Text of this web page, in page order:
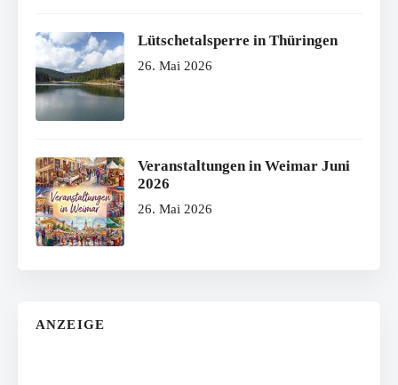
Lütschetalsperre in Thüringen
26. Mai 2026
Veranstaltungen in Weimar Juni
2026
26. Mai 2026
ANZEIGE